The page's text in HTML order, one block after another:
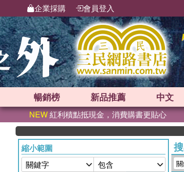
企業採購 會員登入
暢銷榜 新品推薦 中文
NEW紅利積點抵現金，消費購書更貼心
縮小範圍